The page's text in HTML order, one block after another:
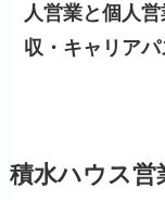
人営業と個人
収・キャリアパ
積水ハウス営